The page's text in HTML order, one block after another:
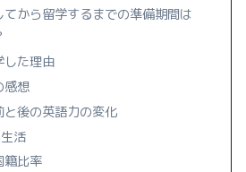
てから留学するまでの準備期間は
した理由
感想
と後の英語力の変化
活
籍比率